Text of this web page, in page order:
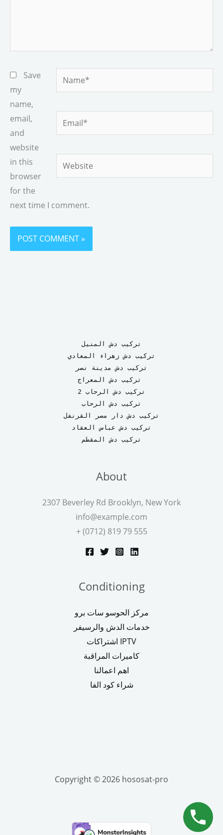
Name*
Email*
Website
Save
my
name,
email,
and
website
in this
browser
for the
next time I comment.
تركيب دش المنيل
تركيب دش زهراء المعادي
تركيب دش مدينة نصر
تركيب دش الرحاب 2
تركيب دش الرحاب
تركيب دش دار مصر القرنفل
تركيب دش عباس العقاد
تركيب دش المقطم
About
2307 Beverley Rd Brooklyn, New York
info@example.com
+ (0712) 819 79 555
Conditioning
مركز الحوسو سات برو
خدمات الدش والرسيفر
اشتراكات IPTV
كاميرات المراقبة
اهم اعمالنا
شراء كود الفا
Copyright © 2026 hososat-pro